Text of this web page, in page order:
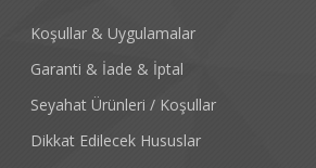
Koşullar & Uygulamalar
Garanti & İade & İptal
Seyahat Ürünleri / Koşullar
Dikkat Edilecek Hususlar